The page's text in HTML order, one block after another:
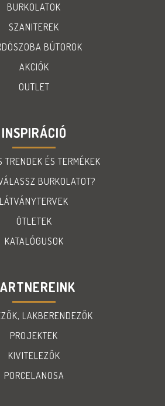
BURKOLATOK
SZANITEREK
BÚTOROK
AKCIÓK
OUTLET
INSPIRÁCIÓ
ÉS TERMÉKEK
BURKOLATOT?
LÁTVÁNYTERVEK
ÖTLETEK
KATALÓGUSOK
LAKBERENDEZŐK
PROJEKTEK
KIVITELEZŐK
PORCELANOSA